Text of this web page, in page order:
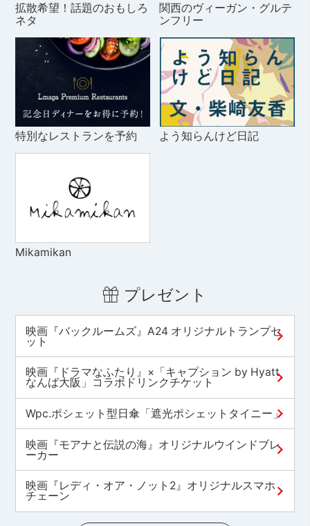
拡散希望！話題のおもしろ
ネタ
関西のヴィーガン・グルテ
ンフリー
特別なレストランを予約 よう知らんけど日記
Mikamikan
プレゼント
映画『バックルームズ』A24 オリジナルトランプセ
ット
映画『ドラマなふたり』×「キャプション by Hyatt
なんば大阪」コラボドリンクチケット
Wpc.ポシェット型日傘「遮光ポシェットタイニー」
映画『モアナと伝説の海』オリジナルウインドブレ
ーカー
映画『レディ・オア・ノット2』オリジナルスマホ
チェーン